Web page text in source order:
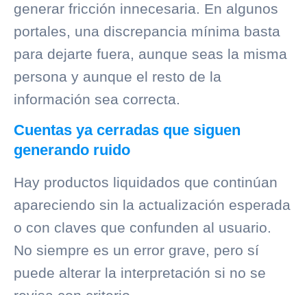
generar fricción innecesaria. En algunos
portales, una discrepancia mínima basta
para dejarte fuera, aunque seas la misma
persona y aunque el resto de la
información sea correcta.
Cuentas ya cerradas que siguen
generando ruido
Hay productos liquidados que continúan
apareciendo sin la actualización esperada
o con claves que confunden al usuario.
No siempre es un error grave, pero sí
puede alterar la interpretación si no se